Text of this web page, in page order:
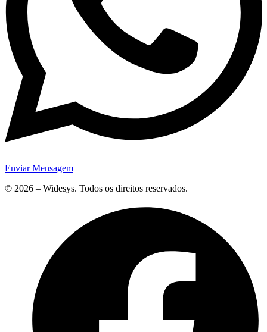
Enviar Mensagem
© 2026 – Widesys. Todos os direitos reservados.